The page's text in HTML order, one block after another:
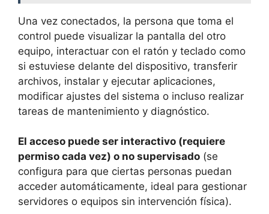
Una vez conectados, la persona que toma el
control puede visualizar la pantalla del otro
equipo, interactuar con el ratón y teclado como
si estuviese delante del dispositivo, transferir
archivos, instalar y ejecutar aplicaciones,
modificar ajustes del sistema o incluso realizar
tareas de mantenimiento y diagnóstico.
El acceso puede ser interactivo (requiere
permiso cada vez) o no supervisado (se
configura para que ciertas personas puedan
acceder automáticamente, ideal para gestionar
servidores o equipos sin intervención física).